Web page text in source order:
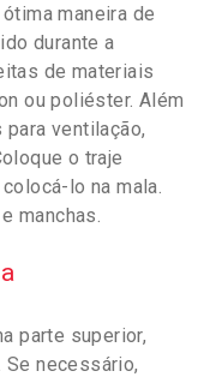
maneira de
durante a
de materiais
ou poliéster. Além
ventilação,
o traje
lo na mala.
manchas.
parte superior,
necessário,